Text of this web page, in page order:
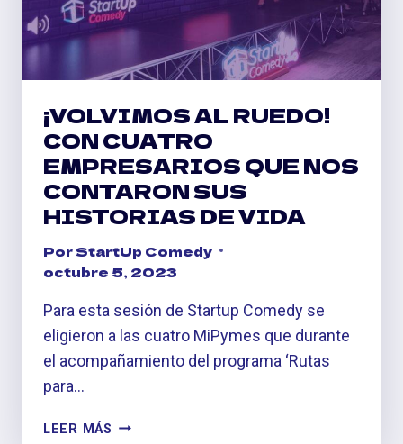
NO
¡VOLVIMOS AL RUEDO!
CON CUATRO
EMPRESARIOS QUE NOS
CONTARON SUS
HISTORIAS DE VIDA
PorStartUp Comedy
octubre 5, 2023
Para esta sesión de Startup Comedy se
eligieron a las cuatro MiPymes que durante
el acompañamiento del programa ‘Rutas
para…
LEER MÁS ¡VOLVIMOS